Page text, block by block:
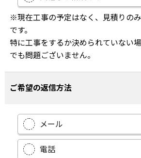
※現在工事の予定はなく、見積りの
です。
特に工事をするか決められていない
でも問題ございません。
ご希望の返信方法
メール
電話